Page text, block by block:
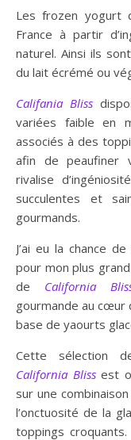
Les frozen yogurt
France à partir
naturel. Ainsi ils
du lait écrémé ou
Califania Bliss
variées faible en
associés à des
afin de peaufiner
rivalise
succulentes et
gourmands.
J’ai eu la chance
pour mon plus
de California
gourmande au cœur
base de yaourts
Cette sélection
California Bliss est
sur une
l’onctuosité de la
toppings